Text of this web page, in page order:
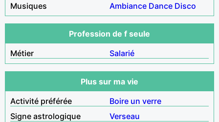
Musiques
Ambiance Dance Disco
Profession de f seule
Métier
Salarié
Plus sur ma vie
Activité préférée
Boire un verre
Signe astrologique
Verseau